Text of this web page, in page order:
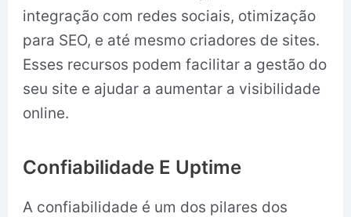
integração com redes sociais, otimização
para SEO, e até mesmo criadores de sites.
Esses recursos podem facilitar a gestão do
seu site e ajudar a aumentar a visibilidade
online.
Confiabilidade E Uptime
A confiabilidade é um dos pilares dos